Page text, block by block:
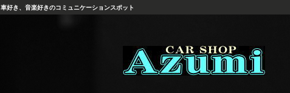
車好き、音楽好きのコミュニケーションスポット